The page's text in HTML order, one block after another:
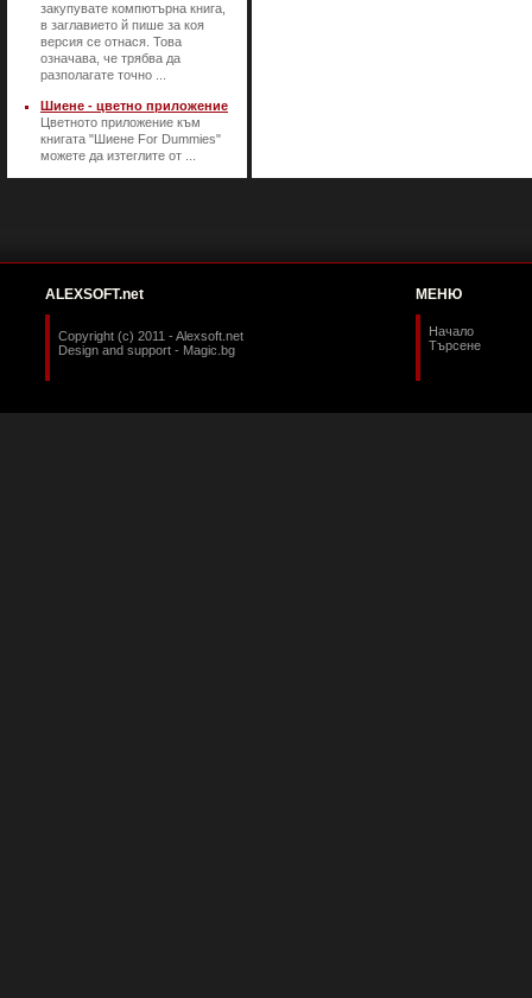
закупувате компютърна книга,
в заглавието й пише за коя
версия се отнася. Това
означава, че трябва да
разполагате точно ...
Шиене - цветно приложение
Цветното приложение към
книгата "Шиене For Dummies"
можете да изтеглите от ...
ALEXSOFT.net
Copyright (c) 2011 - Alexsoft.net
Design and support - Magic.bg
МЕНЮ
Начало
Търсене